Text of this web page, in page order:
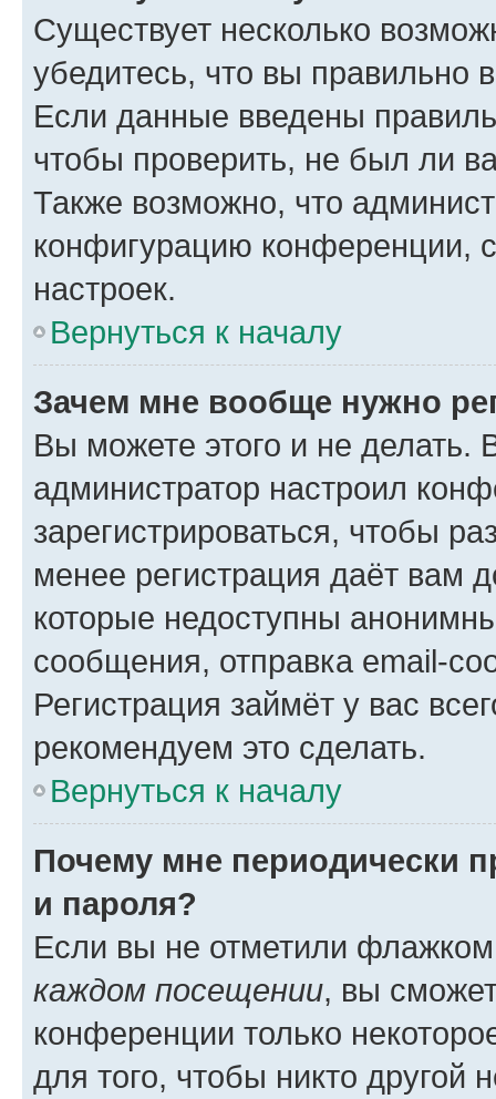
Существует несколько
убедитесь, что вы правильно
Если данные введены
чтобы проверить, не был ли
Также возможно, что
конфигурацию конференции,
настроек.
Вернуться к началу
Зачем мне вообще нужно
Вы можете этого и не делать.
администратор настроил
зарегистрироваться, чтобы
менее регистрация даёт вам
которые недоступны
сообщения, отправка email-
Регистрация займёт у вас
рекомендуем это сделать.
Вернуться к началу
Почему мне периодически
и пароля?
Если вы не отметили
каждом посещении, вы
конференции только
для того, чтобы никто другой